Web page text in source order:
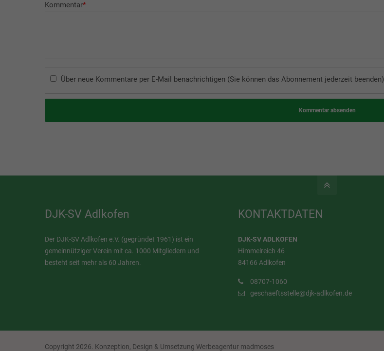
Kommentar*
Über neue Kommentare per E-Mail benachrichtigen (Sie können das Abonnement jederzeit beenden)
Kommentar absenden
DJK-SV Adlkofen
Der DJK-SV Adlkofen e.V. (gegründet 1961) ist ein
gemeinnütziger Verein mit ca. 1000 Mitgliedern und
besteht seit mehr als 60 Jahren.
KONTAKTDATEN
DJK-SV ADLKOFEN
Himmelreich 46
84166 Adlkofen
08707-1060
geschaeftsstelle@djk-adlkofen.de
Copyright 2026. Konzeption, Design & Umsetzung Werbeagentur madmoses